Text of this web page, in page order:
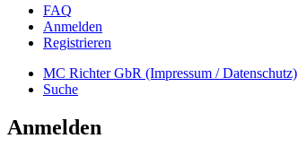
FAQ
Anmelden
Registrieren
MC Richter GbR (Impressum / Datenschutz)
Suche
Anmelden